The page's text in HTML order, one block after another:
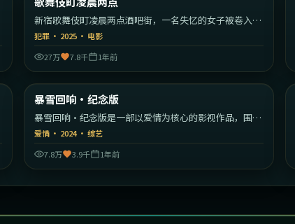
新宿歌舞伎町凌晨两点酒吧街，一名失忆的女子被卷入帮
派权力斗争。
犯罪· 2025· 电影
27万
7.8千 1年前
最新
暴雪回响·纪念版
暴雪回响·纪念版是一部以爱情为核心的影视作品，围绕
危机、反转与人物成长展开，整体节奏紧凑，值得推荐观
看。
爱情· 2024· 综艺
7.8万
3.9千 1年前